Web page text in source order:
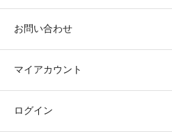
お問い合わせ
マイアカウント
ログイン